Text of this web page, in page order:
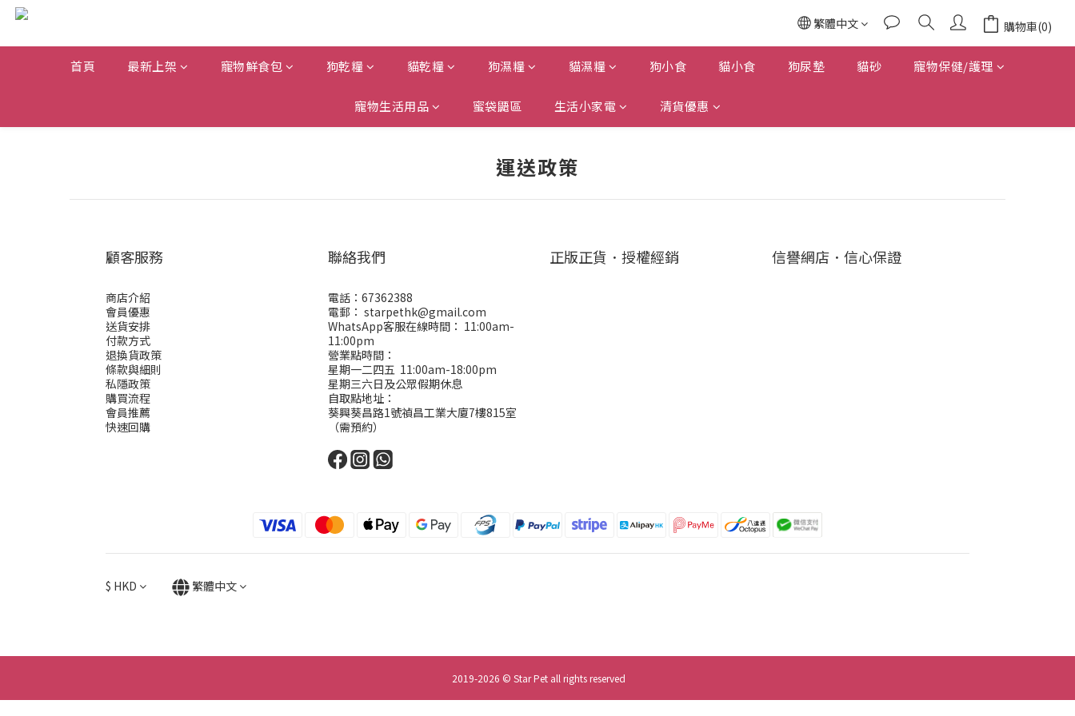
繁體中文 購物車(0)
首頁 最新上架 寵物鮮食包 狗乾糧 貓乾糧 狗濕糧 貓濕糧 狗小食 貓小食 狗尿墊 貓砂 寵物保健/護理
寵物生活用品 蜜袋鼯區 生活小家電 清貨優惠
運送政策
顧客服務
商店介紹
會員優惠
送貨安排
付款方式
退換貨政策
條款與細則
私隱政策
購買流程
會員推薦
快速回購
聯絡我們
電話：67362388
電郵： starpethk@gmail.com
WhatsApp客服在線時間： 11:00am-
11:00pm
營業點時間：
星期一二四五 11:00am-18:00pm
星期三六日及公眾假期休息
自取點地址：
葵興葵昌路1號禎昌工業大廈7樓815室
（需預約）
正版正貨．授權經銷 信譽網店．信心保證
$ HKD 繁體中文
2019-2026 © Star Pet all rights reserved